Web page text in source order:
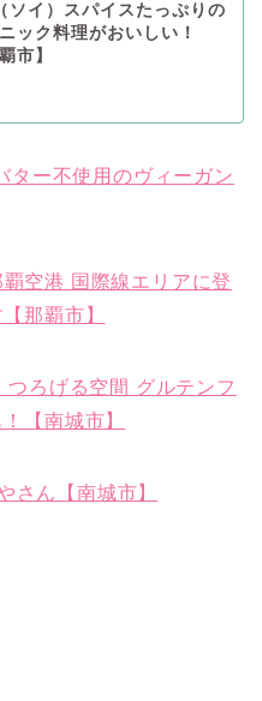
ソイ）スパイスたっぷりの
ック料理がおいしい！
市】
ター不使用のヴィーガン
空港 国際線エリアに登
那覇市】
ろげる空間 グルテンフ
【南城市】
さん【南城市】